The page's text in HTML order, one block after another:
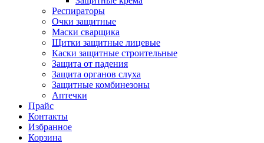
Респираторы
Очки защитные
Маски сварщика
Щитки защитные лицевые
Каски защитные строительные
Защита от падения
Защита органов слуха
Защитные комбинезоны
Аптечки
Прайс
Контакты
Избранное
Корзина